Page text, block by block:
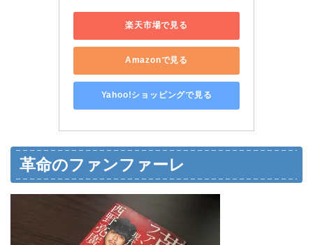
楽天市場で見る
Amazonで見る
Yahoo!ショッピングで見る
革命のファンファーレ